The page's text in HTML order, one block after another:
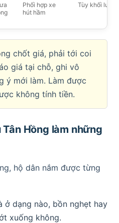
Phối hợp xe
hút hầm
Tùy khối lượng
chốt giá, phải tới coi
giá tại chỗ, ghi vô
ý mới làm. Làm được
không tính tiền.
Hồng làm những
hộ dân nắm được từng
ở dạng nào, bồn nghẹt hay
xuống không.